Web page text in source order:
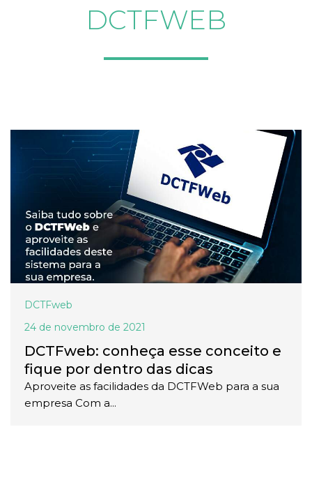
DCTFWEB
DCTFweb
24 de novembro de 2021
DCTFweb: conheça esse conceito e
fique por dentro das dicas
Aproveite as facilidades da DCTFWeb para a sua
empresa Com a...